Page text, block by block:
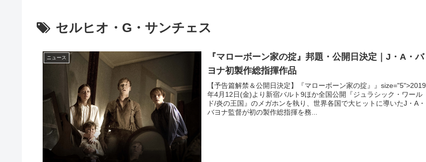
セルヒオ・G・サンチェス
ニュース
『マローボーン家の掟』邦題・公開日決定｜J・A・バ
ヨナ初製作総指揮作品
【予告篇解禁＆公開日決定】『マローボーン家の掟』』size="5">2019
年4月12日(金)より新宿バルト9ほか全国公開『ジュラシック・ワール
ド/炎の王国』のメガホンを執り、世界各国で大ヒットに導いたJ・A・
バヨナ監督が初の製作総指揮を務...